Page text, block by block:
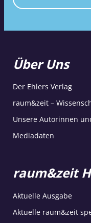
Über Uns
Der Ehlers Verlag
raum&zeit –
Unsere Autorinnen
Mediadaten
raum&zeit
Aktuelle Ausgabe
Aktuelle raum&zeit